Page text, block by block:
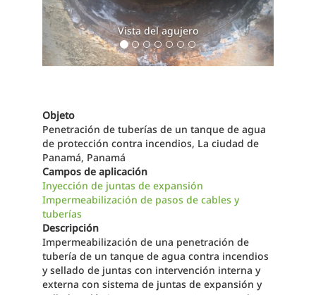
Vista del agujero
Objeto
Penetración de tuberías de un tanque de agua
de protección contra incendios, La ciudad de
Panamá, Panamá
Campos de aplicación
Inyección de juntas de expansión
Impermeabilización de pasos de cables y
tuberías
Descripción
Impermeabilización de una penetración de
tubería de un tanque de agua contra incendios
y sellado de juntas con intervención interna y
externa con sistema de juntas de expansión y